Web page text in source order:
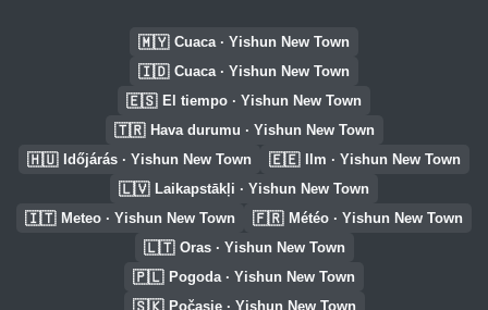
🇲🇾 Cuaca · Yishun New Town
🇮🇩 Cuaca · Yishun New Town
🇪🇸 El tiempo · Yishun New Town
🇹🇷 Hava durumu · Yishun New Town
🇭🇺 Időjárás · Yishun New Town 🇪🇪 Ilm · Yishun New Town
🇱🇻 Laikapstākļi · Yishun New Town
🇮🇹 Meteo · Yishun New Town 🇫🇷 Météo · Yishun New Town
🇱🇹 Oras · Yishun New Town
🇵🇱 Pogoda · Yishun New Town
🇸🇰 Počasie · Yishun New Town